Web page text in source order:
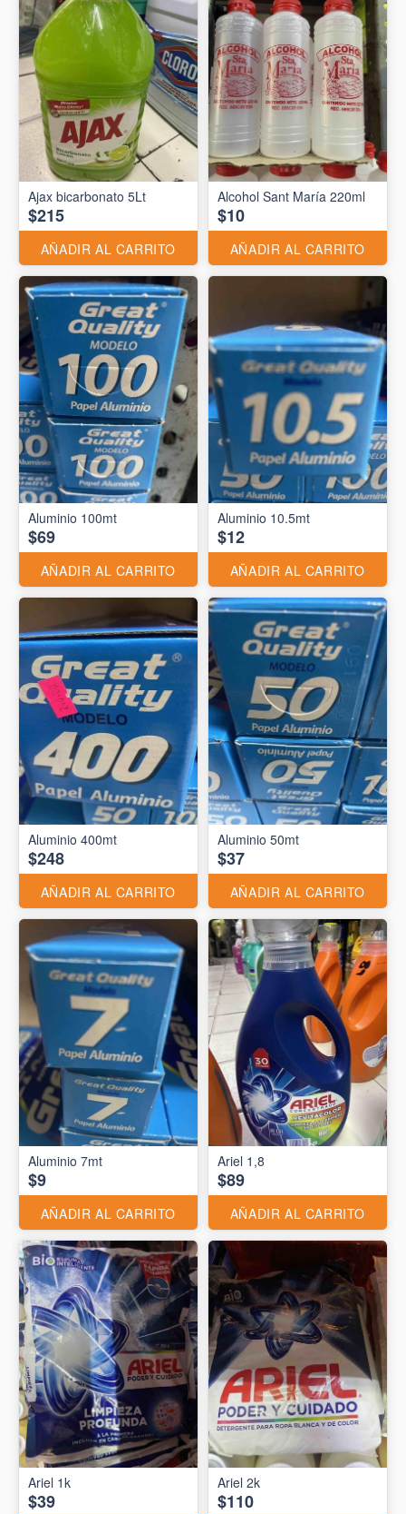
Ajax bicarbonato 5Lt
$215
AÑADIR AL CARRITO
Alcohol Sant María 220ml
$10
AÑADIR AL CARRITO
$69
AÑADIR AL CARRITO
Aluminio 10.5mt
$12
AÑADIR AL CARRITO
Aluminio 400mt
$248
AÑADIR AL CARRITO
Aluminio 50mt
$37
AÑADIR AL CARRITO
Aluminio 7mt
$9
AÑADIR AL CARRITO
Ariel 1,8
$89
AÑADIR AL CARRITO
Ariel 1k
$39
Ariel 2k
$110